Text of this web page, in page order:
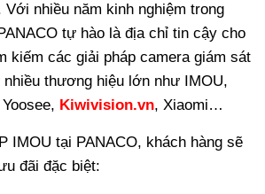
Với nhiều năm kinh nghiệm trong
tự hào là địa chỉ tin cậy cho
kiếm các giải pháp camera giám sát
thương hiệu lớn như IMOU,
Kiwivision.vn, Xiaomi…
IMOU tại PANACO, khách hàng sẽ
đãi đặc biệt: